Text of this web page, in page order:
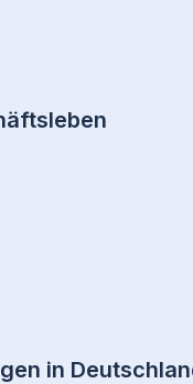
in